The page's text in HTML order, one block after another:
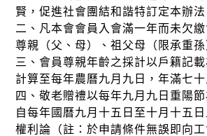
賢，促進社會團結和諧特訂定本辦法
二、凡本會會員入會滿一年而未欠
尊親（父、母）、祖父母（限承重孫
三、會員尊親年齡之採計以戶籍記
計算至每年農曆九月九日，年滿七十
四、敬老贈禮以每年九月九日重陽
自每年國曆九月十五日至十月十五
權利論（註：於申請條件無誤即向